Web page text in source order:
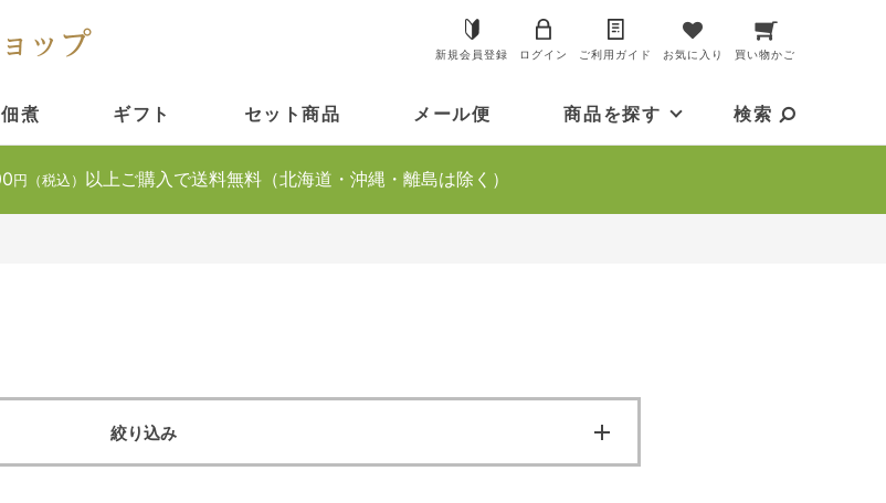
新規会員登録 ログイン ご利用ガイド お気に入り 買い物かご
煮 ギフト セット商品 メール便 商品を探す 検索
円（税込） 以上ご購入で送料無料（北海道・沖縄・離島は除く）
絞り込み